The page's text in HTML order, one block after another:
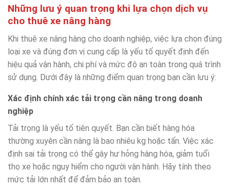
Những lưu ý quan trọng khi lựa chọn dịch vụ
cho thuê xe nâng hàng
Khi thuê xe nâng hàng cho doanh nghiệp, việc lựa chọn đúng
loại xe và đúng đơn vị cung cấp là yếu tố quyết định đến
hiệu quả vận hành, chi phí và mức độ an toàn trong quá trình
sử dụng. Dưới đây là những điểm quan trọng bạn cần lưu ý:
Xác định chính xác tải trọng cần nâng trong doanh
nghiệp
Tải trọng là yếu tố tiên quyết. Bạn cần biết hàng hóa
thường xuyên cần nâng là bao nhiêu kg hoặc tấn. Việc xác
định sai tải trọng có thể gây hư hỏng hàng hóa, giảm tuổi
thọ xe hoặc nguy hiểm cho người vận hành. Hãy tính theo
mức tải lớn nhất để đảm bảo an toàn.